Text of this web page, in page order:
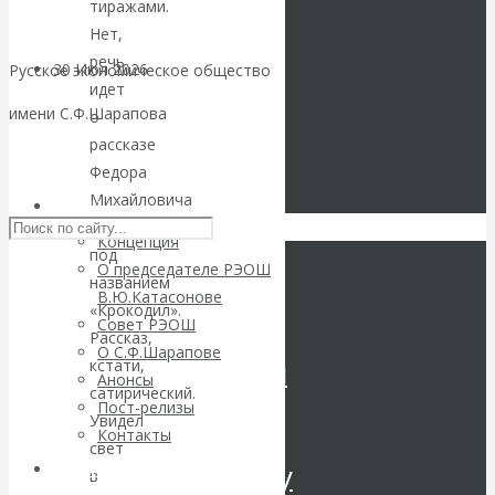
Русское экономическое общество
имени С.Ф.Шарапова
Skip to content
РЭОШ
Концепция
О председателе РЭОШ
В.Ю.Катасонове
Совет РЭОШ
О С.Ф.Шарапове
Анонсы
Пост-релизы
Контакты
Библиотека
30 Июл 2026Цифровая
экономика
Валентин
Катасонов.
Искусственный
интеллект —
революционный
переход к
посткапитализму
тиражами.
Нет,
речь
идет
о
рассказе
Федора
Михайловича
Достоевского
под
названием
«Крокодил».
Рассказ,
кстати,
сатирический.
Увидел
свет
в